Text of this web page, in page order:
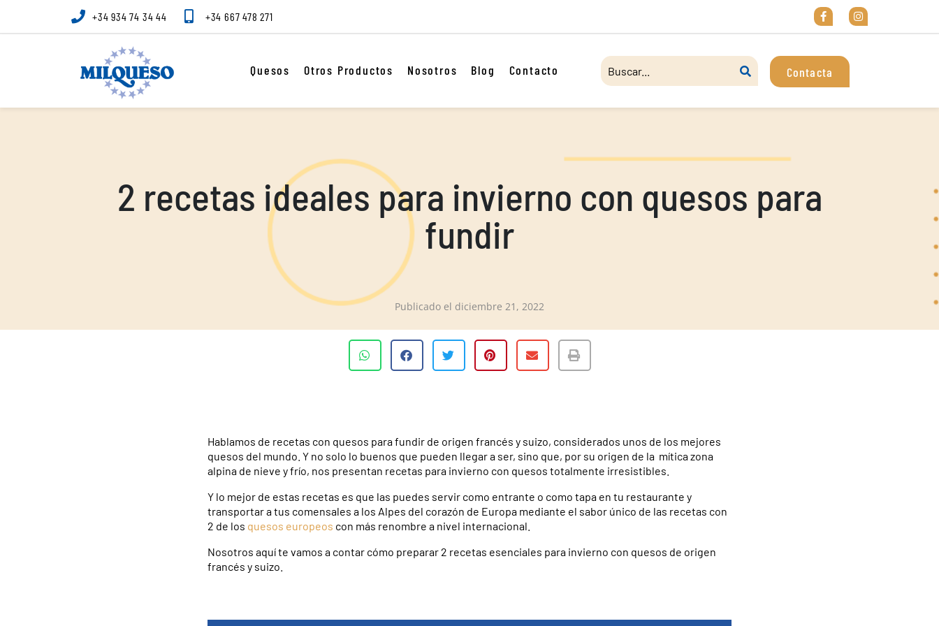
+34 934 74 34 44 +34 667 478 271
Quesos Otros Productos Nosotros Blog Contacto Contacta
2 recetas ideales para invierno con quesos para
fundir
Publicado el diciembre 21, 2022
Hablamos de recetas con quesos para fundir de origen francés y suizo, considerados unos de los mejores
quesos del mundo. Y no solo lo buenos que pueden llegar a ser, sino que, por su origen de la mítica zona
alpina de nieve y frío, nos presentan recetas para invierno con quesos totalmente irresistibles.
Y lo mejor de estas recetas es que las puedes servir como entrante o como tapa en tu restaurante y
transportar a tus comensales a los Alpes del corazón de Europa mediante el sabor único de las recetas con
2 de los quesos europeos con más renombre a nivel internacional.
Nosotros aquí te vamos a contar cómo preparar 2 recetas esenciales para invierno con quesos de origen
francés y suizo.